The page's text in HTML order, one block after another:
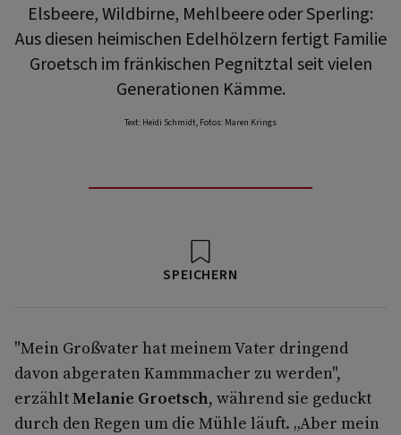
Elsbeere, Wildbirne, Mehlbeere oder Sperling:
Aus diesen heimischen Edelhölzern fertigt Familie
Groetsch im fränkischen Pegnitztal seit vielen
Generationen Kämme.
Text: Heidi Schmidt, Fotos: Maren Krings
SPEICHERN
"Mein Großvater hat meinem Vater dringend
davon abgeraten Kammmacher zu werden",
erzähltMelanie Groetsch, während sie geduckt
durch den Regen um die Mühle läuft. „Aber mein